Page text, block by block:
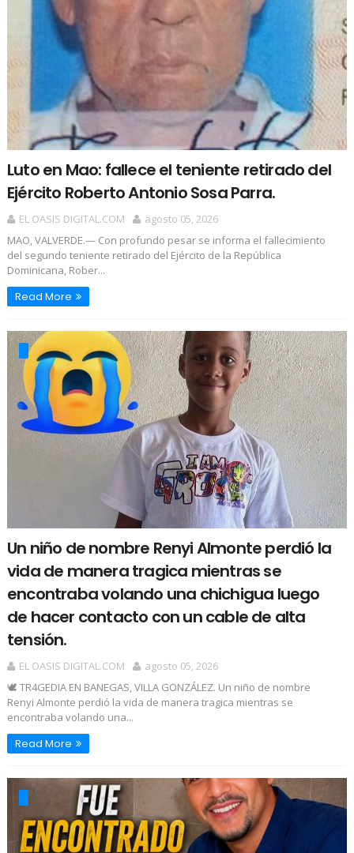
Luto en Mao: fallece el teniente retirado del
Ejército Roberto Antonio Sosa Parra.
EL OASIS DIGITAL.COM
agosto 05, 2026
​MAO, VALVERDE.— Con profundo pesar se informa el fallecimiento
del segundo teniente retirado del Ejército de la República
Dominicana, Rober...
Read More
Un niño de nombre Renyi Almonte perdió la
vida de manera tragica mientras se
encontraba volando una chichigua luego
de hacer contacto con un cable de alta
tensión.
EL OASIS DIGITAL.COM
agosto 05, 2026
🕊️ TR4GEDIA EN BANEGAS, VILLA GONZÁLEZ. Un niño de nombre
Renyi Almonte perdió la vida de manera tragica mientras se
encontraba volando una...
Read More